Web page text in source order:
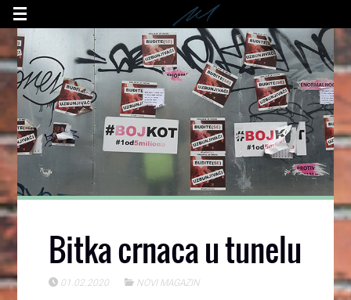
Bitka crnaca u tunelu
01.02.2020 NOVI MAGAZIN